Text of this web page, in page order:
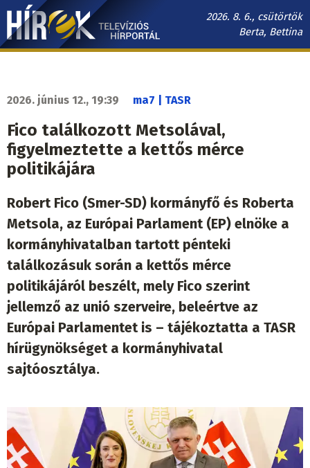
Ugrás
tartalomra
2026. 8. 6., csütörtök
Berta, Bettina
Hírek.sk
navigáció
2026. június 12., 19:39 ma7 | TASR
Fico találkozott Metsolával,
figyelmeztette a kettős mérce
politikájára
Robert Fico (Smer-SD) kormányfő és Roberta
Metsola, az Európai Parlament (EP) elnöke a
kormányhivatalban tartott pénteki
találkozásuk során a kettős mérce
politikájáról beszélt, mely Fico szerint
jellemző az unió szerveire, beleértve az
Európai Parlamentet is – tájékoztatta a TASR
hírügynökséget a kormányhivatal
sajtóosztálya.